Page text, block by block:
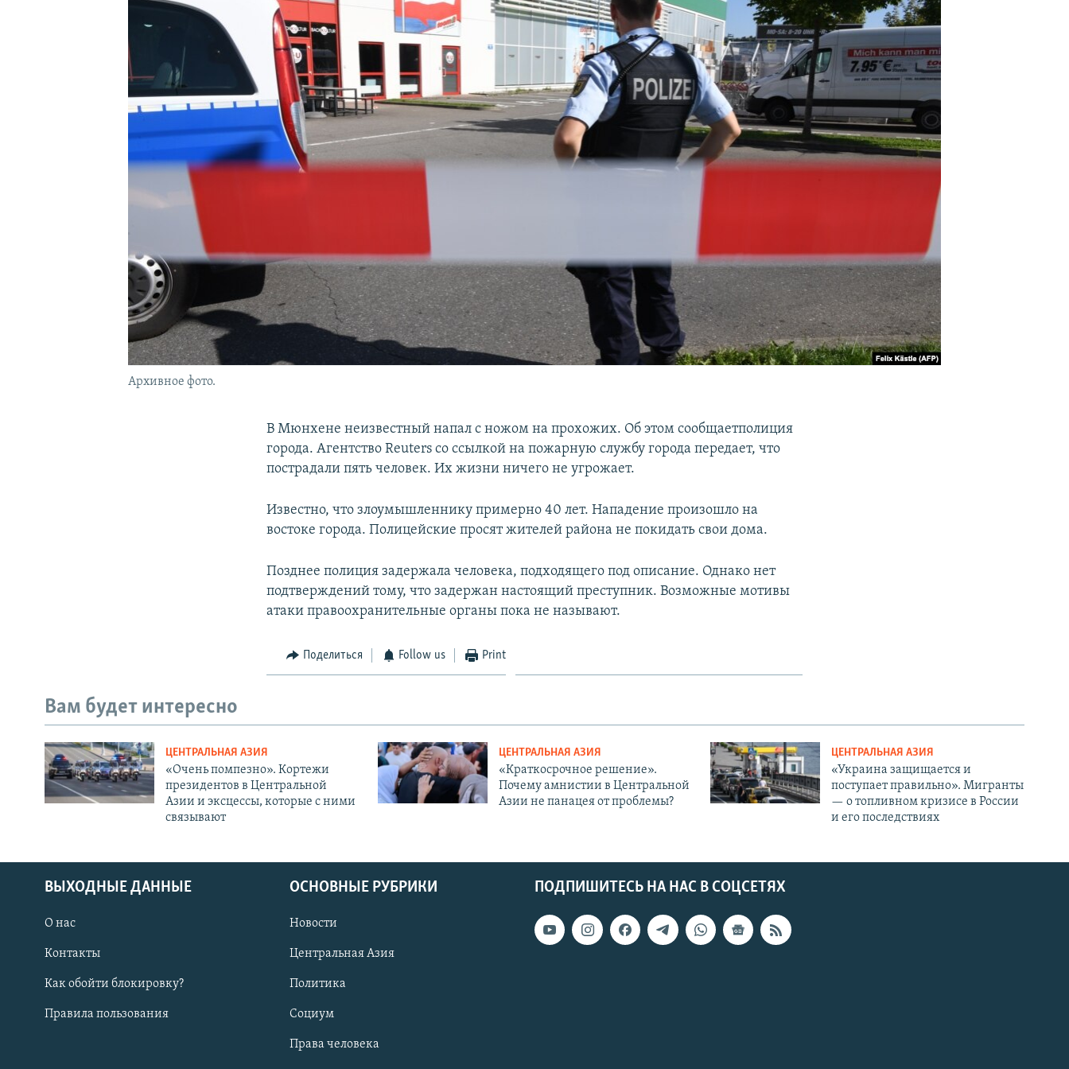
Архивное фото.
В Мюнхене неизвестный напал с ножом на прохожих. Об этом сообщаетполиция
города. Агентство Reuters со ссылкой на пожарную службу города передает, что
пострадали пять человек. Их жизни ничего не угрожает.
Известно, что злоумышленнику примерно 40 лет. Нападение произошло на
востоке города. Полицейские просят жителей района не покидать свои дома.
Позднее полиция задержала человека, подходящего под описание. Однако нет
подтверждений тому, что задержан настоящий преступник. Возможные мотивы
атаки правоохранительные органы пока не называют.
Поделиться Follow us Print
Вам будет интересно
ЦЕНТРАЛЬНАЯ АЗИЯ
«Очень помпезно». Кортежи
президентов в Центральной
Азии и эксцессы, которые с ними
связывают
ЦЕНТРАЛЬНАЯ АЗИЯ
«Краткосрочное решение».
Почему амнистии в Центральной
Азии не панацея от проблемы?
ЦЕНТРАЛЬНАЯ АЗИЯ
«Украина защищается и
поступает правильно». Мигранты
— о топливном кризисе в России
и его последствиях
ПОДПИШИТЕСЬ НА НАС В СОЦСЕТЯХ
ВЫХОДНЫЕ ДАННЫЕ
О нас
Контакты
Как обойти блокировку?
Правила пользования
ОСНОВНЫЕ РУБРИКИ
Новости
Центральная Азия
Политика
Социум
Права человека